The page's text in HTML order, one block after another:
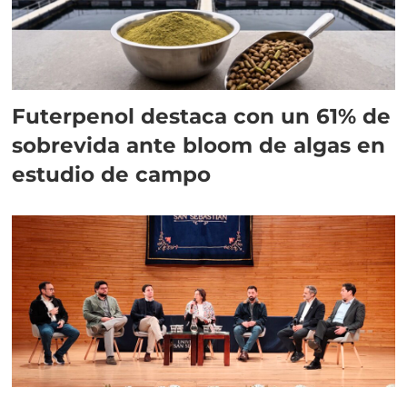
Futerpenol destaca con un 61% de
sobrevida ante bloom de algas en
estudio de campo